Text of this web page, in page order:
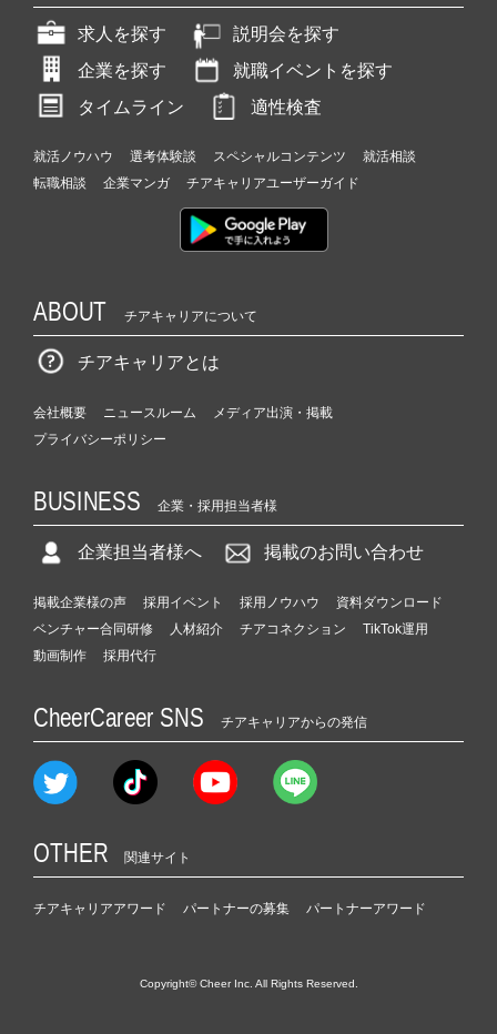
求人を探す
説明会を探す
企業を探す
就職イベントを探す
タイムライン
適性検査
就活ノウハウ 選考体験談 スペシャルコンテンツ
就活相談
転職相談
企業マンガ チアキャリアユーザーガイド
ABOUT チアキャリアについて
チアキャリアとは
会社概要 ニュースルーム
メディア出演・掲載
プライバシーポリシー
BUSINESS 企業・採用担当者様
企業担当者様へ 掲載のお問い合わせ
掲載企業様の声 採用イベント 採用ノウハウ
資料ダウンロード
ベンチャー合同研修
人材紹介 チアコネクション
TikTok運用
動画制作
採用代行
CheerCareer SNS チアキャリアからの発信
OTHER 関連サイト
チアキャリアアワード パートナーの募集 パートナーアワード
Copyright© Cheer Inc. All Rights Reserved.